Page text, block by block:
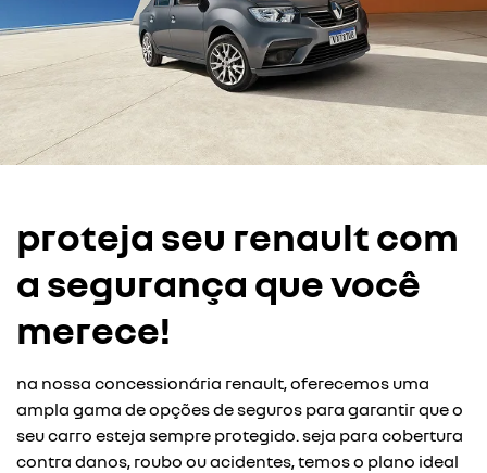
proteja seu renault com
a segurança que você
merece!
na nossa concessionária renault, oferecemos uma
ampla gama de opções de seguros para garantir que o
seu carro esteja sempre protegido. seja para cobertura
contra danos, roubo ou acidentes, temos o plano ideal